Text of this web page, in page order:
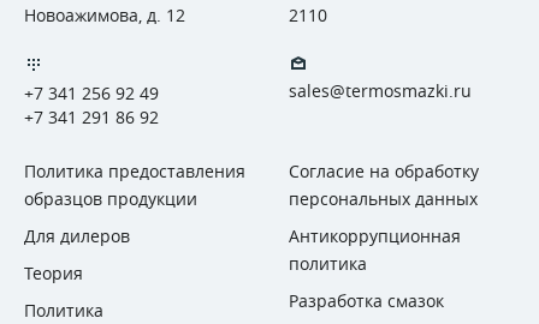
+7 341 256 92 49
+7 341 291 86 92
sales@termosmazki.ru
Новоажимова, д. 12
2110
Политика предоставления
образцов продукции
Для дилеров
Теория
Политика
Согласие на обработку
персональных данных
Антикоррупционная
политика
Разработка смазок